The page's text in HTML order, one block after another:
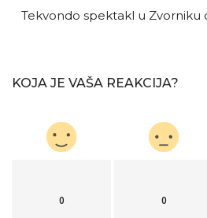
Tekvondo spektakl u Zvorniku
KOJA JE VAŠA REAKCIJA?
0 0